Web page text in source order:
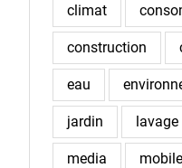
climat
construction
eau
jardin lavage
media mobile